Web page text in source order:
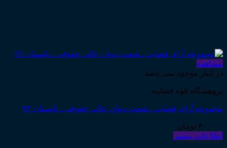
مشاهده
در انبار موجود نمی باشد
پژوهشگاه قوه قضاییه
مجموعه آرای قضایی ـ شعب دیوان عالی حقوقی ـ تابستان ۹۳
۳۰,۰۰۰ تومان
اطلاعات بیشتر